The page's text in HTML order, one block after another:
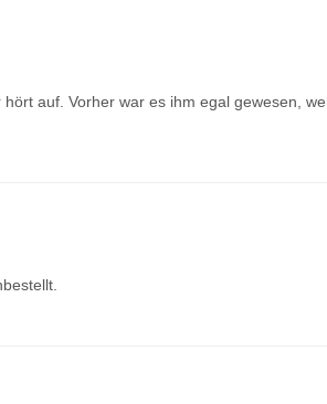
auf. Vorher war es ihm egal gewesen,